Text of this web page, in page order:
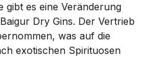
gibt es eine Veränderung
Dry Gins. Der Vertrieb
was auf die
exotischen Spirituosen